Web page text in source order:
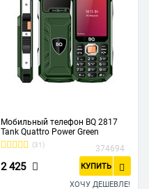
Мобильный телефон BQ 2817
Tank Quattro Power Green
(31) 374694
2 425 КУПИТЬ
ХОЧУ ДЕШЕВЛЕ!